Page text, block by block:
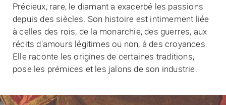
Précieux, rare, le diamant a exacerbé les passions
depuis des siècles. Son histoire est intimement liée
à celles des rois, de la monarchie, des guerres, aux
récits d'amours légitimes ou non, à des croyances.
Elle raconte les origines de certaines traditions,
pose les prémices et les jalons de son industrie.